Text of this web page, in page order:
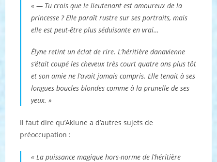
« — Tu crois que le lieutenant est amoureux de la
princesse ? Elle paraît rustre sur ses portraits, mais
elle est peut-être plus séduisante en vrai…
Élyne retint un éclat de rire. L’héritière danavienne
s’était coupé les cheveux très court quatre ans plus tôt
et son amie ne l’avait jamais compris. Elle tenait à ses
longues boucles blondes comme à la prunelle de ses
yeux. »
Il faut dire qu’Aklune a d’autres sujets de
préoccupation :
« La puissance magique hors-norme de l’héritière